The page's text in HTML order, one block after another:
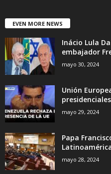
EVEN MORE NEWS
Inácio Lula
embajador
mayo 30, 2024
Unión
mayo 29, 2024
Papa
mayo 28, 2024